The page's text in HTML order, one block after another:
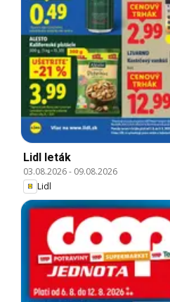
Lidl leták
03.08.2026- 09.08.2026
Lidl